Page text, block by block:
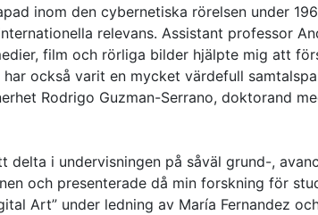
inom den cybernetiska rörelsen under
relevans. Assistant professor
film och rörliga bilder hjälpte mig att
också varit en mycket värdefull
Rodrigo Guzman-Serrano, doktorand
i undervisningen på såväl grund-,
och presenterade då min forskning för
Art” under ledning av María Fernandez